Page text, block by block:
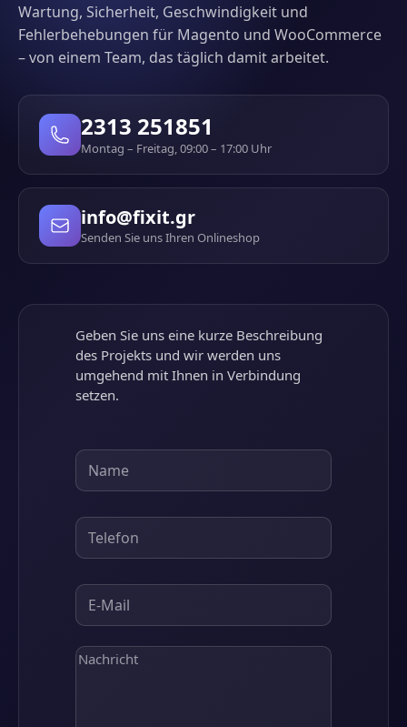
Wartung, Sicherheit, Geschwindigkeit und
Fehlerbehebungen für Magento und WooCommerce
– von einem Team, das täglich damit arbeitet.
2313 251851
Montag – Freitag, 09:00 – 17:00 Uhr
info@fixit.gr
Senden Sie uns Ihren Onlineshop
Geben Sie uns eine kurze Beschreibung
des Projekts und wir werden uns
umgehend mit Ihnen in Verbindung
setzen.